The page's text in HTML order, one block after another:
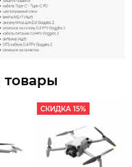
СКИДКА 15%